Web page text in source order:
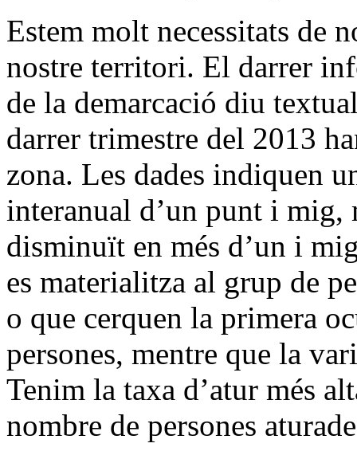
Estem molt necessitats de
nostre territori. El darrer
de la demarcació diu
darrer trimestre del 2013
zona. Les dades indiquen
interanual d’un punt i mig,
disminuït en més d’un i
es materialitza al grup de
o que cerquen la primera
persones, mentre que la
Tenim la taxa d’atur més
nombre de persones